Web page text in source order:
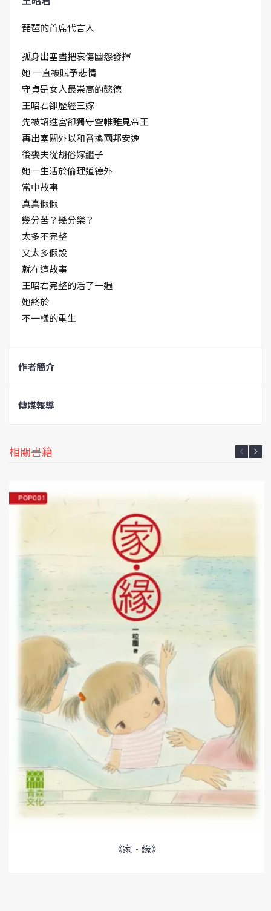
琵琶的首席代言人
孤身出塞盡把哀傷幽怨發揮
她 一直被賦予悲情
守貞是女人最崇高的懿德
王昭君卻歷經三嫁
先被詔進宮卻獨守空帷難見帝王
再出塞關外以和番換兩邦安逸
後喪夫從胡俗嫁繼子
她一生活於倫理道德外
當中故事
真真假假
幾分苦？幾分樂？
太多不完整
又太多假設
就在這故事
王昭君完整的活了一遍
她終於
不一樣的重生
作者簡介
傳媒報導
相關書籍
《家•緣》